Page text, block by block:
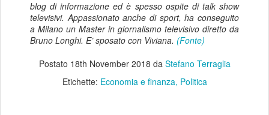
blog di informazione ed è spesso ospite di talk show
televisivi. Appassionato anche di sport, ha conseguito
a Milano un Master in giornalismo televisivo diretto da
Bruno Longhi. E’ sposato con Viviana. (Fonte)
Postato 18th November 2018 da Stefano Terraglia
Etichette: Economia e finanza Politica